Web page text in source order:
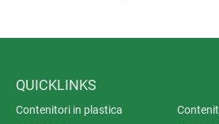
QUICKLINKS
Contenitori in plastica